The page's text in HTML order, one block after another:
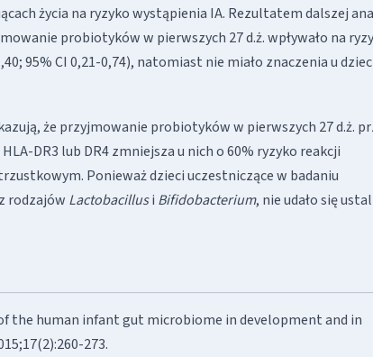
życia na ryzyko wystąpienia IA. Rezultatem dalszej
probiotyków w pierwszych 27 d.ż. wpływało na
95% CI 0,21-0,74), natomiast nie miało znaczenia u
że przyjmowanie probiotyków w pierwszych 27 d.ż.
DR3 lub DR4 zmniejsza u nich o 60% ryzyko reakcji
Ponieważ dzieci uczestniczące w badaniu
rodzajów Lactobacillusi Bifidobacterium, nie udało się
the human infant gut microbiome in development and in
273.